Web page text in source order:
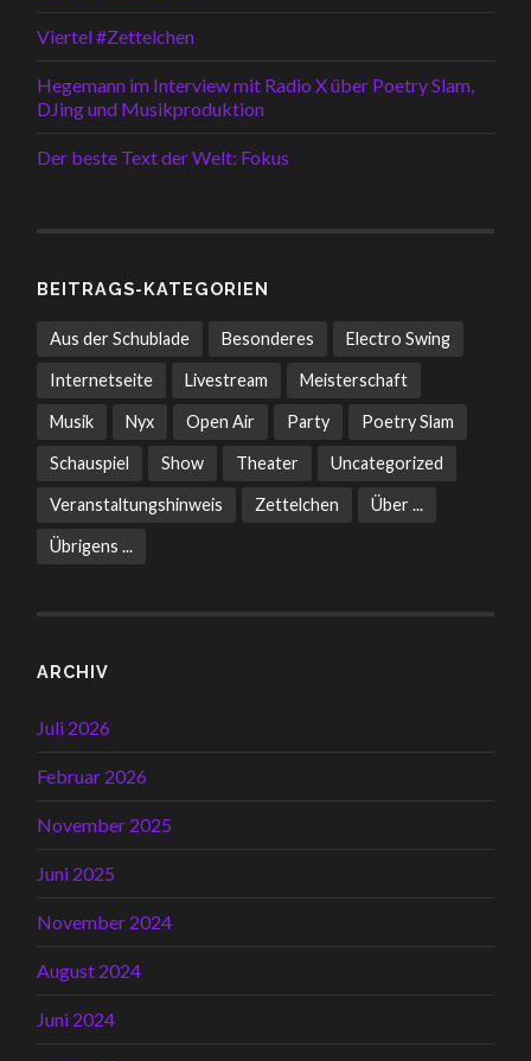
Viertel #Zettelchen
Hegemann im Interview mit Radio X über Poetry Slam,
DJing und Musikproduktion
Der beste Text der Welt: Fokus
BEITRAGS-KATEGORIEN
Aus der Schublade Besonderes Electro Swing
Internetseite Livestream Meisterschaft
Musik Nyx Open Air Party Poetry Slam
Schauspiel Show Theater Uncategorized
Veranstaltungshinweis Zettelchen Über ...
Übrigens ...
ARCHIV
Juli 2026
Februar 2026
November 2025
Juni 2025
November 2024
August 2024
Juni 2024